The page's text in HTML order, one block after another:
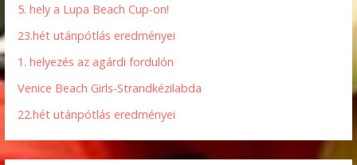
5. hely a Lupa Beach Cup-on!
23.hét utánpótlás eredményei
1. helyezés az agárdi fordulón
Venice Beach Girls-Strandkézilabda
22.hét utánpótlás eredményei